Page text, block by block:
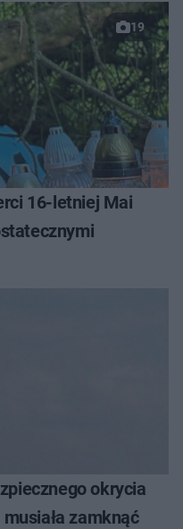
19
16-letniej Mai
okrycia
zamknąć